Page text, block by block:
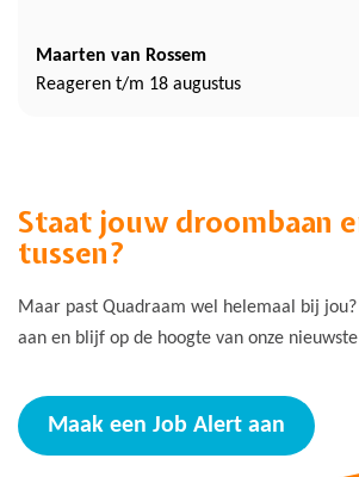
Maarten van Rossem
Reageren t/m 18 augustus
Staat jouw droombaan
tussen?
Maar past Quadraam wel helemaal bij
aan en blijf op de hoogte van onze
Maak een Job Alert aan